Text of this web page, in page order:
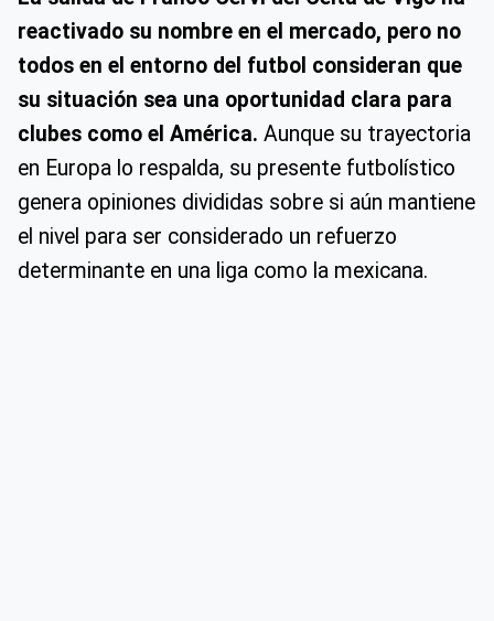
reactivado su nombre en el mercado, pero no
todos en el entorno del futbol consideran que
su situación sea una oportunidad clara para
clubes como el América. Aunque su trayectoria
en Europa lo respalda, su presente futbolístico
genera opiniones divididas sobre si aún mantiene
el nivel para ser considerado un refuerzo
determinante en una liga como la mexicana.